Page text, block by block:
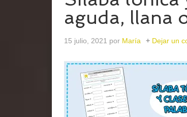
aguda, llana
15 julio, 2021 por María Dejar un